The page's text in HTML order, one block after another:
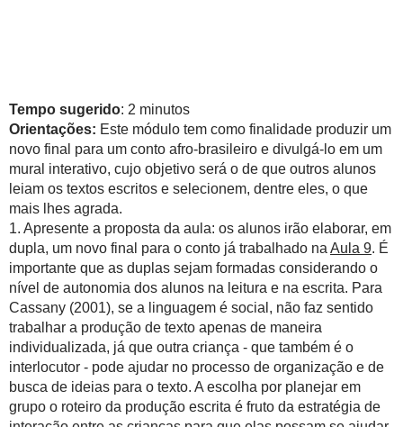
Tempo sugerido: 2 minutos
Orientações: Este módulo tem como finalidade produzir um
novo final para um conto afro-brasileiro e divulgá-lo em um
mural interativo, cujo objetivo será o de que outros alunos
leiam os textos escritos e selecionem, dentre eles, o que
mais lhes agrada.
1. Apresente a proposta da aula: os alunos irão elaborar, em
dupla, um novo final para o conto já trabalhado na Aula 9. É
importante que as duplas sejam formadas considerando o
nível de autonomia dos alunos na leitura e na escrita. Para
Cassany (2001), se a linguagem é social, não faz sentido
trabalhar a produção de texto apenas de maneira
individualizada, já que outra criança - que também é o
interlocutor - pode ajudar no processo de organização e de
busca de ideias para o texto. A escolha por planejar em
grupo o roteiro da produção escrita é fruto da estratégia de